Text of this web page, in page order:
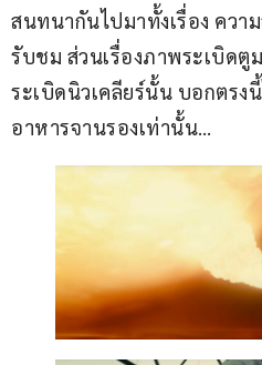
สนทนากันไปมาทั้งเรื่อง ควา
รับชม ส่วนเรื่องภาพระเบิด
ระเบิดนิวเคลียร์นั้น บอกตรง
อาหารจานรองเท่านั้น…